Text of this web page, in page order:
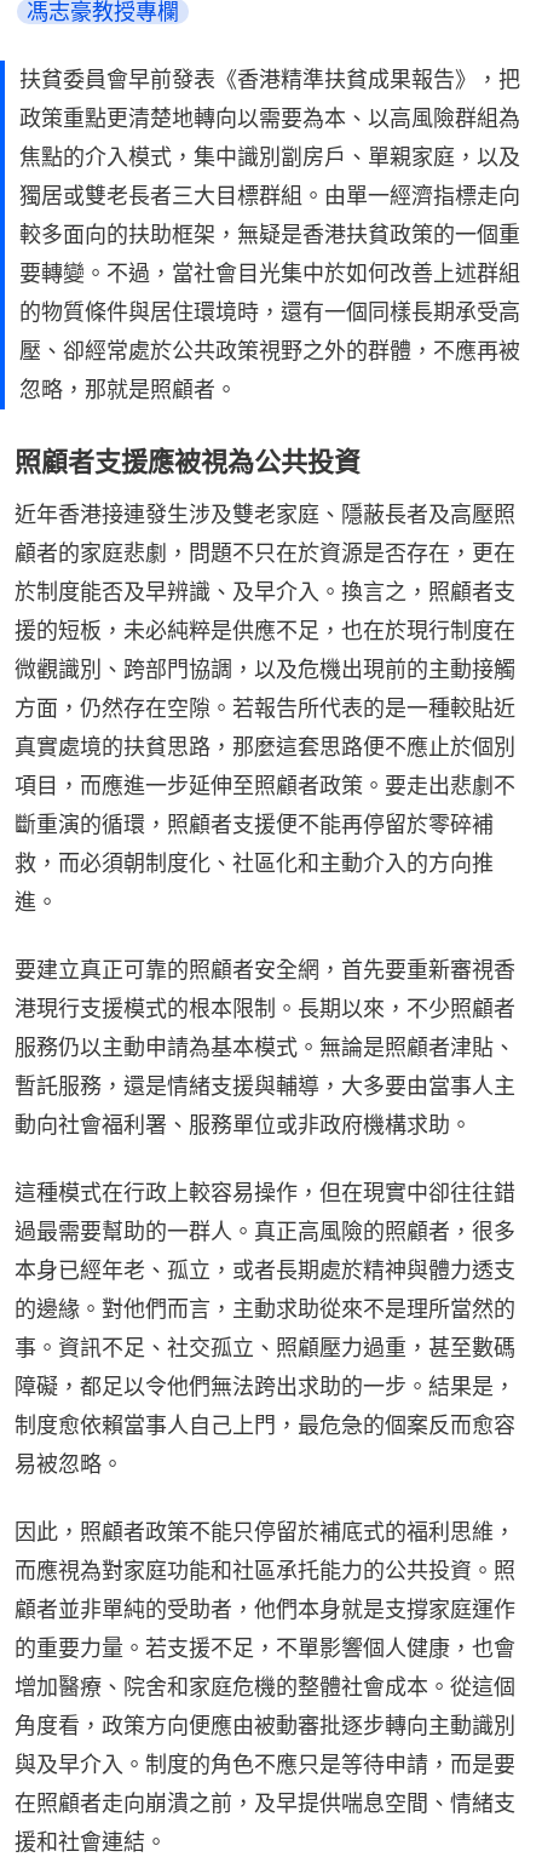
馮志豪教授專欄
扶貧委員會早前發表《香港精準扶貧成果報告》，把
政策重點更清楚地轉向以需要為本、以高風險群組為
焦點的介入模式，集中識別劏房戶、單親家庭，以及
獨居或雙老長者三大目標群組。由單一經濟指標走向
較多面向的扶助框架，無疑是香港扶貧政策的一個重
要轉變。不過，當社會目光集中於如何改善上述群組
的物質條件與居住環境時，還有一個同樣長期承受高
壓、卻經常處於公共政策視野之外的群體，不應再被
忽略，那就是照顧者。
照顧者支援應被視為公共投資
近年香港接連發生涉及雙老家庭、隱蔽長者及高壓照
顧者的家庭悲劇，問題不只在於資源是否存在，更在
於制度能否及早辨識、及早介入。換言之，照顧者支
援的短板，未必純粹是供應不足，也在於現行制度在
微觀識別、跨部門協調，以及危機出現前的主動接觸
方面，仍然存在空隙。若報告所代表的是一種較貼近
真實處境的扶貧思路，那麼這套思路便不應止於個別
項目，而應進一步延伸至照顧者政策。要走出悲劇不
斷重演的循環，照顧者支援便不能再停留於零碎補
救，而必須朝制度化、社區化和主動介入的方向推
進。
要建立真正可靠的照顧者安全網，首先要重新審視香
港現行支援模式的根本限制。長期以來，不少照顧者
服務仍以主動申請為基本模式。無論是照顧者津貼、
暫託服務，還是情緒支援與輔導，大多要由當事人主
動向社會福利署、服務單位或非政府機構求助。
這種模式在行政上較容易操作，但在現實中卻往往錯
過最需要幫助的一群人。真正高風險的照顧者，很多
本身已經年老、孤立，或者長期處於精神與體力透支
的邊緣。對他們而言，主動求助從來不是理所當然的
事。資訊不足、社交孤立、照顧壓力過重，甚至數碼
障礙，都足以令他們無法跨出求助的一步。結果是，
制度愈依賴當事人自己上門，最危急的個案反而愈容
易被忽略。
因此，照顧者政策不能只停留於補底式的福利思維，
而應視為對家庭功能和社區承托能力的公共投資。照
顧者並非單純的受助者，他們本身就是支撐家庭運作
的重要力量。若支援不足，不單影響個人健康，也會
增加醫療、院舍和家庭危機的整體社會成本。從這個
角度看，政策方向便應由被動審批逐步轉向主動識別
與及早介入。制度的角色不應只是等待申請，而是要
在照顧者走向崩潰之前，及早提供喘息空間、情緒支
援和社會連結。